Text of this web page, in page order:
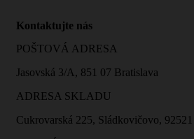
Kontaktujte nás
POŠTOVÁ ADRESA
Jasovská 3/A, 851 07 Bratislava
ADRESA SKLADU
Cukrovarská 225, Sládkovičovo, 92521